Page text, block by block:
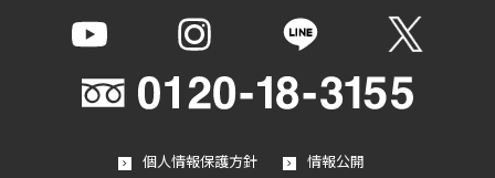
個人情報保護方針 情報公開